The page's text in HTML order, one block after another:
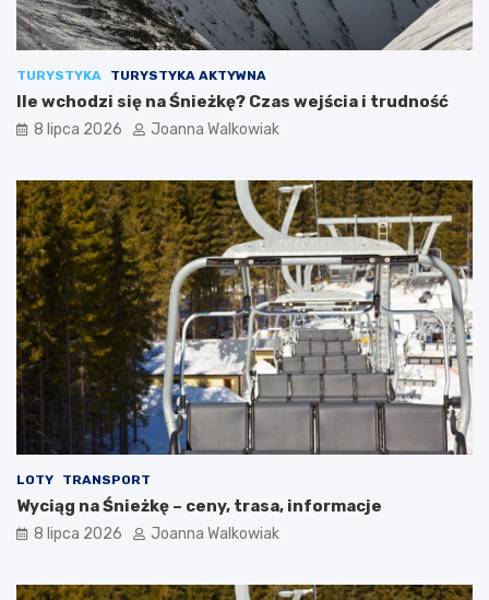
TURYSTYKA TURYSTYKA AKTYWNA
Ile wchodzi się na Śnieżkę? Czas wejścia i trudność
8 lipca 2026 Joanna Walkowiak
LOTY TRANSPORT
Wyciąg na Śnieżkę – ceny, trasa, informacje
8 lipca 2026 Joanna Walkowiak